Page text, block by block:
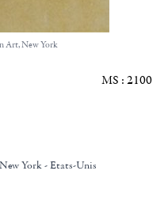
Art, New York
MS : 2100
York - Etats-Unis